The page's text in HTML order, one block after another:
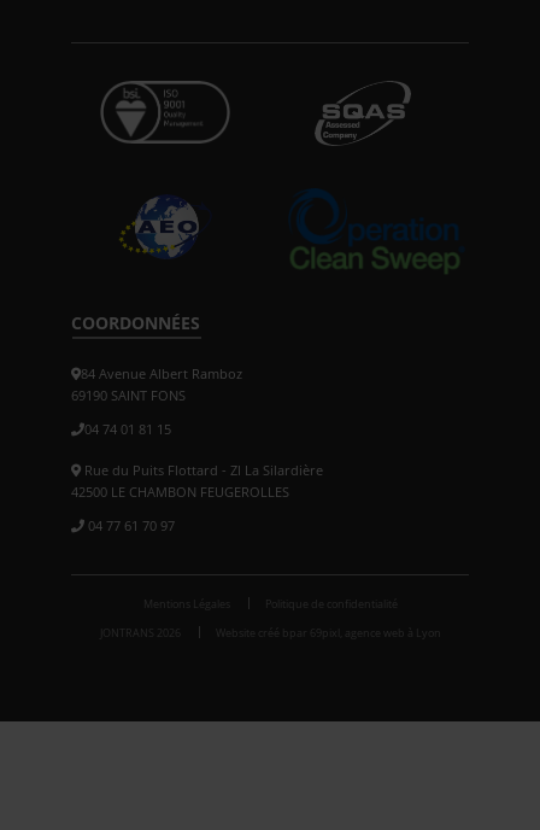
COORDONNÉES
84 Avenue Albert Ramboz
69190 SAINT FONS
04 74 01 81 15
Rue du Puits Flottard - ZI La Silardière
42500 LE CHAMBON FEUGEROLLES
04 77 61 70 97
Mentions Légales
Politique de confidentialité
JONTRANS 2026
Website créé bpar 69pixl, agence web à Lyon